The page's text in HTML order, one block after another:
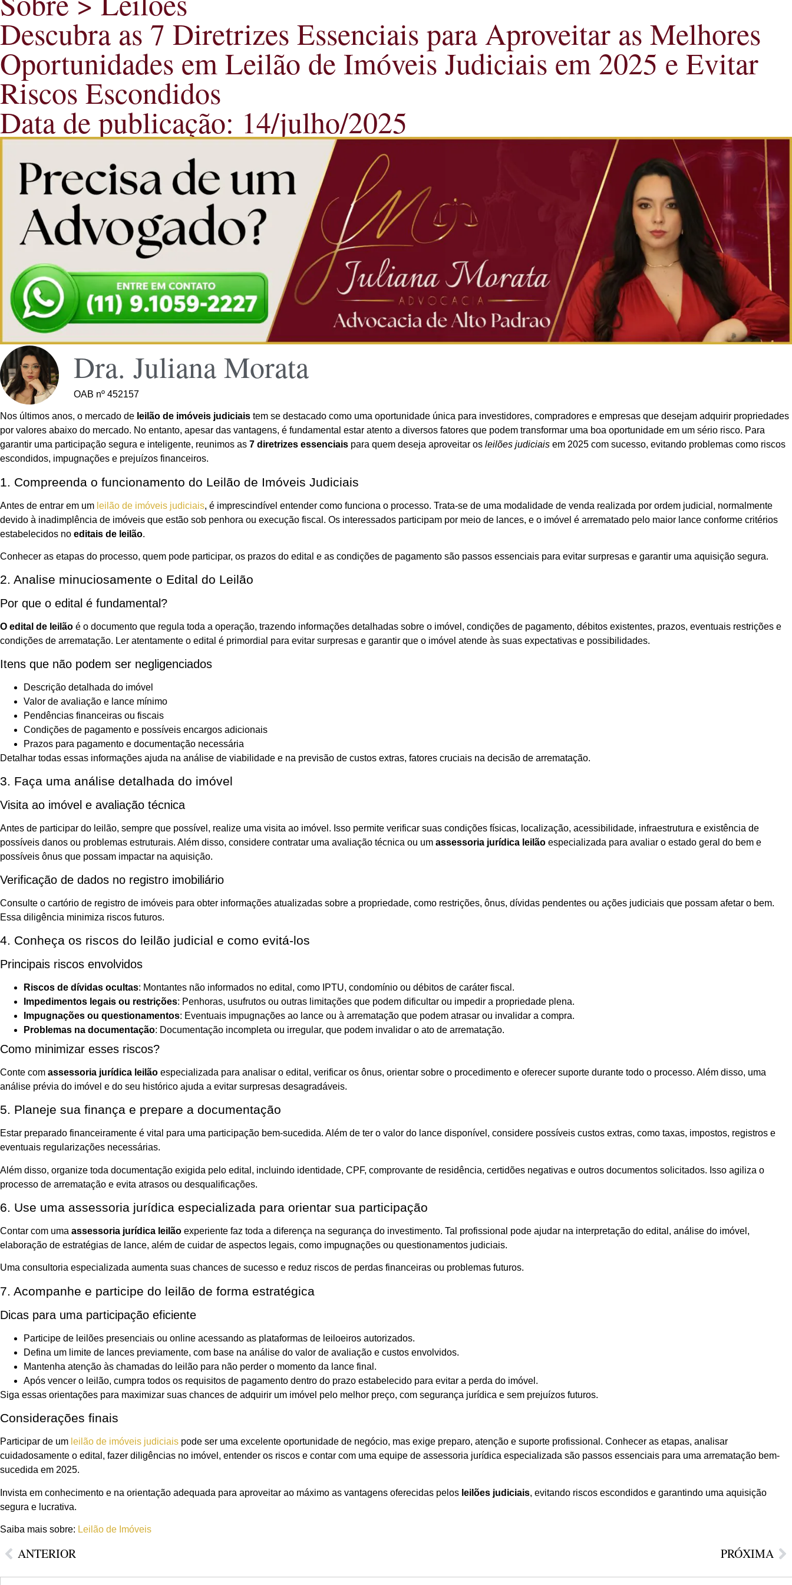
Descubra as 7 Diretrizes Essenciais para Aproveitar as Melhores
Oportunidades em Leilão de Imóveis Judiciais em 2025 e Evitar
Riscos Escondidos
Data de publicação: 14/julho/2025
Dra. Juliana Morata
OAB nº 452157
Nos últimos anos, o mercado de leilão de imóveis judiciais tem se destacado como uma oportunidade única para investidores, compradores e empresas que desejam adquirir propriedades
por valores abaixo do mercado. No entanto, apesar das vantagens, é fundamental estar atento a diversos fatores que podem transformar uma boa oportunidade em um sério risco. Para
garantir uma participação segura e inteligente, reunimos as 7 diretrizes essenciais para quem deseja aproveitar os leilões judiciais em 2025 com sucesso, evitando problemas como riscos
escondidos, impugnações e prejuízos financeiros.
1. Compreenda o funcionamento do Leilão de Imóveis Judiciais
Antes de entrar em um leilão de imóveis judiciais, é imprescindível entender como funciona o processo. Trata-se de uma modalidade de venda realizada por ordem judicial, normalmente
devido à inadimplência de imóveis que estão sob penhora ou execução fiscal. Os interessados participam por meio de lances, e o imóvel é arrematado pelo maior lance conforme critérios
estabelecidos no editais de leilão.
Conhecer as etapas do processo, quem pode participar, os prazos do edital e as condições de pagamento são passos essenciais para evitar surpresas e garantir uma aquisição segura.
2. Analise minuciosamente o Edital do Leilão
Por que o edital é fundamental?
O edital de leilão é o documento que regula toda a operação, trazendo informações detalhadas sobre o imóvel, condições de pagamento, débitos existentes, prazos, eventuais restrições e
condições de arrematação. Ler atentamente o edital é primordial para evitar surpresas e garantir que o imóvel atende às suas expectativas e possibilidades.
Itens que não podem ser negligenciados
Descrição detalhada do imóvel
Valor de avaliação e lance mínimo
Pendências financeiras ou fiscais
Condições de pagamento e possíveis encargos adicionais
Prazos para pagamento e documentação necessária
Detalhar todas essas informações ajuda na análise de viabilidade e na previsão de custos extras, fatores cruciais na decisão de arrematação.
3. Faça uma análise detalhada do imóvel
Visita ao imóvel e avaliação técnica
Antes de participar do leilão, sempre que possível, realize uma visita ao imóvel. Isso permite verificar suas condições físicas, localização, acessibilidade, infraestrutura e existência de
possíveis danos ou problemas estruturais. Além disso, considere contratar uma avaliação técnica ou um assessoria jurídica leilão especializada para avaliar o estado geral do bem e
possíveis ônus que possam impactar na aquisição.
Verificação de dados no registro imobiliário
Consulte o cartório de registro de imóveis para obter informações atualizadas sobre a propriedade, como restrições, ônus, dívidas pendentes ou ações judiciais que possam afetar o bem.
Essa diligência minimiza riscos futuros.
4. Conheça os riscos do leilão judicial e como evitá-los
Principais riscos envolvidos
Riscos de dívidas ocultas: Montantes não informados no edital, como IPTU, condomínio ou débitos de caráter fiscal.
Impedimentos legais ou restrições: Penhoras, usufrutos ou outras limitações que podem dificultar ou impedir a propriedade plena.
Impugnações ou questionamentos: Eventuais impugnações ao lance ou à arrematação que podem atrasar ou invalidar a compra.
Problemas na documentação: Documentação incompleta ou irregular, que podem invalidar o ato de arrematação.
Como minimizar esses riscos?
Conte com assessoria jurídica leilão especializada para analisar o edital, verificar os ônus, orientar sobre o procedimento e oferecer suporte durante todo o processo. Além disso, uma
análise prévia do imóvel e do seu histórico ajuda a evitar surpresas desagradáveis.
5. Planeje sua finança e prepare a documentação
Estar preparado financeiramente é vital para uma participação bem-sucedida. Além de ter o valor do lance disponível, considere possíveis custos extras, como taxas, impostos, registros e
eventuais regularizações necessárias.
Além disso, organize toda documentação exigida pelo edital, incluindo identidade, CPF, comprovante de residência, certidões negativas e outros documentos solicitados. Isso agiliza o
processo de arrematação e evita atrasos ou desqualificações.
6. Use uma assessoria jurídica especializada para orientar sua participação
Contar com uma assessoria jurídica leilão experiente faz toda a diferença na segurança do investimento. Tal profissional pode ajudar na interpretação do edital, análise do imóvel,
elaboração de estratégias de lance, além de cuidar de aspectos legais, como impugnações ou questionamentos judiciais.
Uma consultoria especializada aumenta suas chances de sucesso e reduz riscos de perdas financeiras ou problemas futuros.
7. Acompanhe e participe do leilão de forma estratégica
Dicas para uma participação eficiente
Participe de leilões presenciais ou online acessando as plataformas de leiloeiros autorizados.
Defina um limite de lances previamente, com base na análise do valor de avaliação e custos envolvidos.
Mantenha atenção às chamadas do leilão para não perder o momento da lance final.
Após vencer o leilão, cumpra todos os requisitos de pagamento dentro do prazo estabelecido para evitar a perda do imóvel.
Siga essas orientações para maximizar suas chances de adquirir um imóvel pelo melhor preço, com segurança jurídica e sem prejuízos futuros.
Considerações finais
Participar de um leilão de imóveis judiciais pode ser uma excelente oportunidade de negócio, mas exige preparo, atenção e suporte profissional. Conhecer as etapas, analisar
cuidadosamente o edital, fazer diligências no imóvel, entender os riscos e contar com uma equipe de assessoria jurídica especializada são passos essenciais para uma arrematação bem-
sucedida em 2025.
Invista em conhecimento e na orientação adequada para aproveitar ao máximo as vantagens oferecidas pelos leilões judiciais, evitando riscos escondidos e garantindo uma aquisição
segura e lucrativa.
Saiba mais sobre: Leilão de Imóveis
ANTERIOR PRÓXIMA